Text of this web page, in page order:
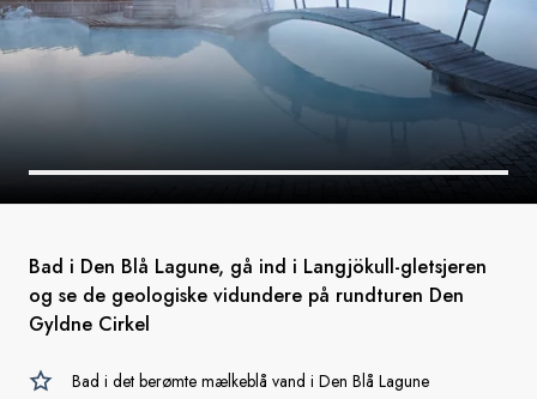
Bad i Den Blå Lagune, gå ind i Langjökull-gletsjeren
og se de geologiske vidundere på rundturen Den
Gyldne Cirkel
Bad i det berømte mælkeblå vand i Den Blå Lagune